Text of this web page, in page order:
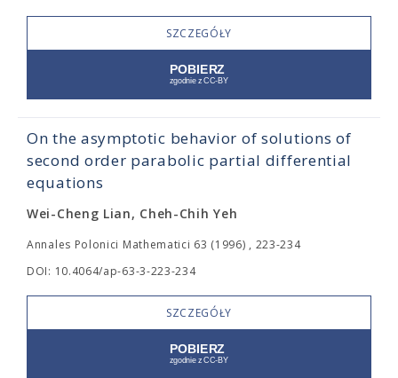
SZCZEGÓŁY
On the asymptotic behavior of solutions of
second order parabolic partial differential
equations
Wei-Cheng Lian, Cheh-Chih Yeh
Annales Polonici Mathematici 63 (1996) , 223-234
DOI: 10.4064/ap-63-3-223-234
SZCZEGÓŁY